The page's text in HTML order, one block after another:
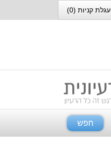
עגלת קניות (0)
חפש